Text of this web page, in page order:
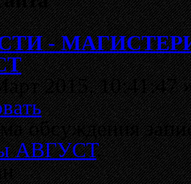
-
2015, 10:41:47
обсуждения
АВГУСТ.